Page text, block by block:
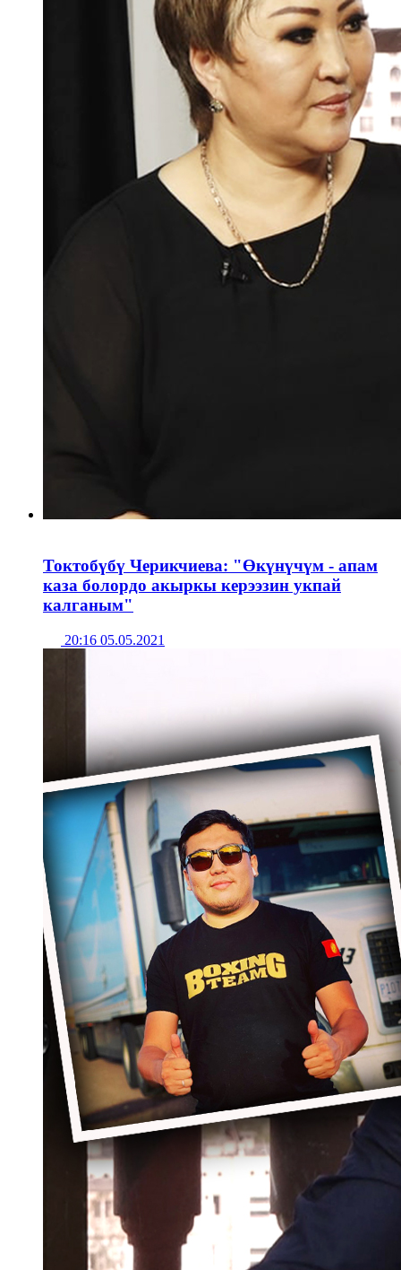
Токтобүбү Черикчиева: "Өкүнүчүм - апам
каза болордо акыркы керээзин укпай
калганым"
20:16 05.05.2021